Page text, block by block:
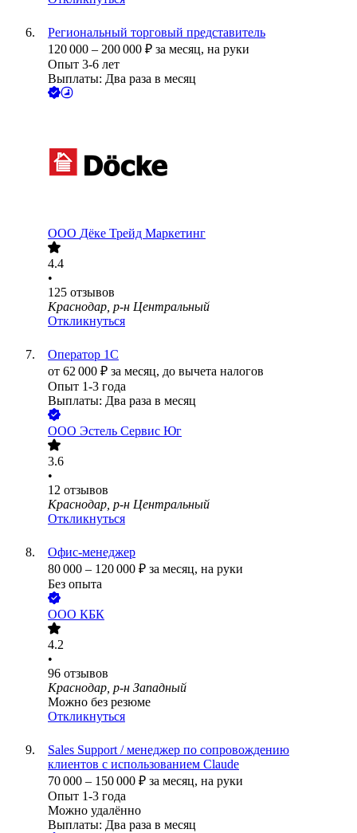
Региональный торговый представитель
120 000 – 200 000 ₽ за месяц, на руки
Опыт 3-6 лет
Выплаты: Два раза в месяц
ООО Дёке Трейд Маркетинг
4.4
•
125 отзывов
Краснодар, р-н Центральный
Откликнуться
Оператор 1С
от 62 000 ₽ за месяц, до вычета налогов
Опыт 1-3 года
Выплаты: Два раза в месяц
ООО Эстель Сервис Юг
3.6
•
12 отзывов
Краснодар, р-н Центральный
Откликнуться
Офис-менеджер
80 000 – 120 000 ₽ за месяц, на руки
Без опыта
ООО КБК
4.2
•
96 отзывов
Краснодар, р-н Западный
Можно без резюме
Откликнуться
Sales Support / менеджер по сопровождению
клиентов с использованием Claude
70 000 – 150 000 ₽ за месяц, на руки
Опыт 1-3 года
Можно удалённо
Выплаты: Два раза в месяц